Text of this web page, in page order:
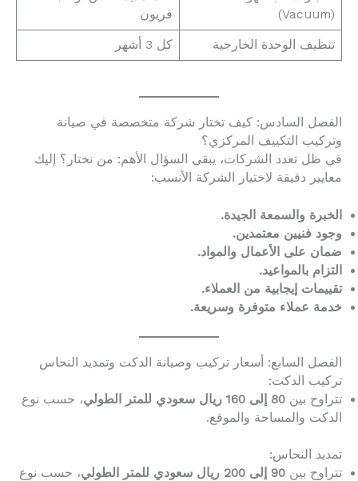
(Vacuum)
فريون
تنظيف الوحدة الخارجية كل 3 أشهر
الفصل السادس: كيف تختار شركة متخصصة في صيانة
وتركيب التكييف المركزي؟
في ظل تعدد الشركات، يبقى السؤال الأهم: من نختار؟ إليك
معايير دقيقة لاختيار الشركة الأنسب:
الخبرة والسمعة الجيدة.
وجود فنيين معتمدين.
ضمان على الأعمال والمواد.
التزام بالمواعيد.
تقييمات إيجابية من العملاء.
خدمة عملاء متوفرة وسريعة.
الفصل السابع: أسعار تركيب وصيانة الدكت وتمديد النحاس
تركيب الدكت:
تتراوح بين 80 إلى 160 ريال سعودي للمتر الطولي
، حسب نوع
الدكت والمساحة والموقع.
تمديد النحاس:
تتراوح بين 90 إلى 200 ريال سعودي للمتر الطولي
، حسب نوع